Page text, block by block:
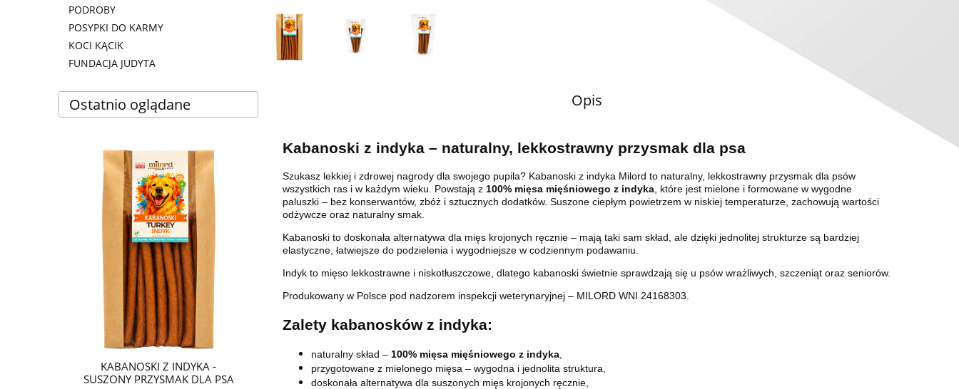
PODROBY
POSYPKI DO KARMY
KOCI KĄCIK
FUNDACJA JUDYTA
Ostatnio oglądane
KABANOSKI Z INDYKA -
SUSZONY PRZYSMAK DLA PSA
Opis
Kabanoski z indyka – naturalny, lekkostrawny przysmak dla psa
Szukasz lekkiej i zdrowej nagrody dla swojego pupila? Kabanoski z indyka Milord to naturalny, lekkostrawny przysmak dla psów
wszystkich ras i w każdym wieku. Powstają z 100% mięsa mięśniowego z indyka , które jest mielone i formowane w wygodne
paluszki – bez konserwantów, zbóż i sztucznych dodatków. Suszone ciepłym powietrzem w niskiej temperaturze, zachowują wartości
odżywcze oraz naturalny smak.
Kabanoski to doskonała alternatywa dla mięs krojonych ręcznie – mają taki sam skład, ale dzięki jednolitej strukturze są bardziej
elastyczne, łatwiejsze do podzielenia i wygodniejsze w codziennym podawaniu.
Indyk to mięso lekkostrawne i niskotłuszczowe, dlatego kabanoski świetnie sprawdzają się u psów wrażliwych, szczeniąt oraz seniorów.
Produkowany w Polsce pod nadzorem inspekcji weterynaryjnej – MILORD WNI 24168303.
Zalety kabanosków z indyka:
naturalny skład – 100% mięsa mięśniowego z indyka
przygotowane z mielonego mięsa – wygodna i jednolita struktura,
doskonała alternatywa dla suszonych mięs krojonych ręcznie,